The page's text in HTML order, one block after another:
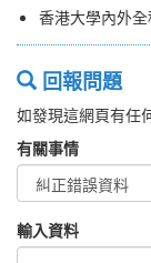
香港大學內外
回報問題
如發現這網頁有任
有關事情
輸入資料